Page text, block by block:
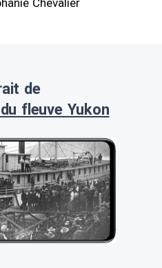
Chevalier
de
fleuve Yukon